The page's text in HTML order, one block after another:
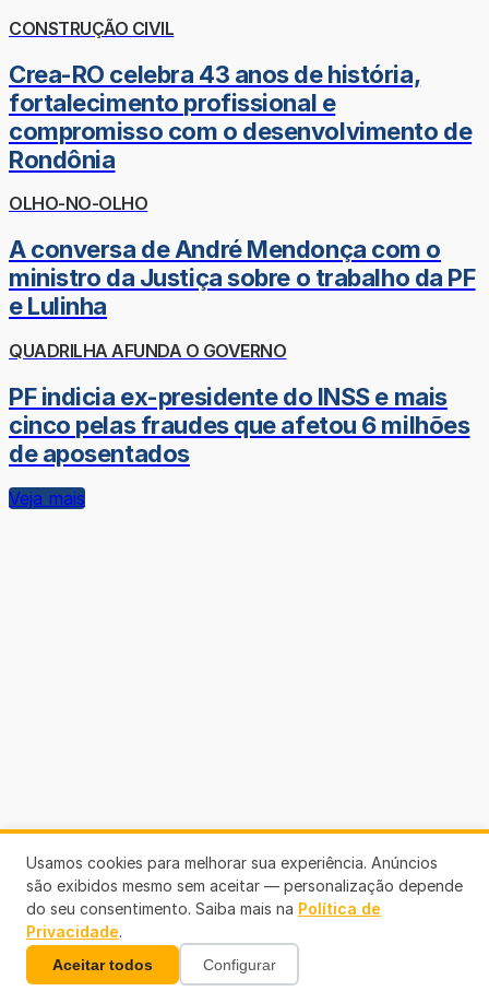
CONSTRUÇÃO CIVIL
Crea-RO celebra 43 anos de história,
fortalecimento profissional e
compromisso com o desenvolvimento de
Rondônia
OLHO-NO-OLHO
A conversa de André Mendonça com o
ministro da Justiça sobre o trabalho da PF
e Lulinha
QUADRILHA AFUNDA O GOVERNO
PF indicia ex-presidente do INSS e mais
cinco pelas fraudes que afetou 6 milhões
de aposentados
Veja mais
Usamos cookies para melhorar sua experiência. Anúncios
são exibidos mesmo sem aceitar — personalização depende
do seu consentimento. Saiba mais na Política de
Privacidade.
Aceitar todos Configurar